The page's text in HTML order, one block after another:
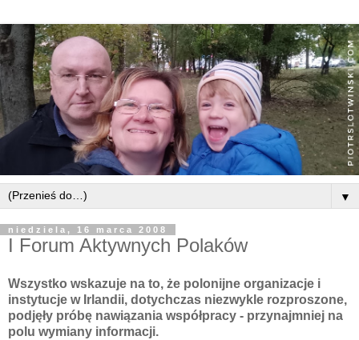
▼
niedziela, 16 marca 2008
I Forum Aktywnych Polaków
Wszystko wskazuje na to, że polonijne organizacje i
instytucje w Irlandii, dotychczas niezwykle rozproszone,
podjęły próbę nawiązania współpracy - przynajmniej na
polu wymiany informacji.